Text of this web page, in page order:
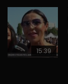
15:39